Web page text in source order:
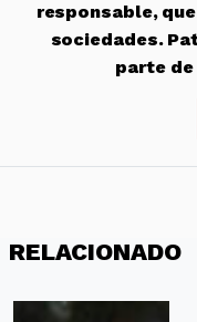
responsable,
sociedades.
parte
RELACIONADO